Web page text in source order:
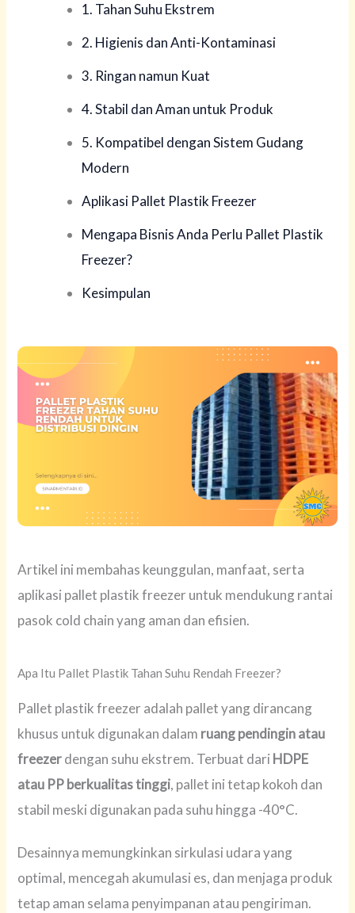
1. Tahan Suhu Ekstrem
2. Higienis dan Anti-Kontaminasi
3. Ringan namun Kuat
4. Stabil dan Aman untuk Produk
5. Kompatibel dengan Sistem Gudang
Modern
Aplikasi Pallet Plastik Freezer
Mengapa Bisnis Anda Perlu Pallet Plastik
Freezer?
Kesimpulan
Artikel ini membahas keunggulan, manfaat, serta
aplikasi pallet plastik freezer untuk mendukung rantai
pasok cold chain yang aman dan efisien.
Apa Itu Pallet Plastik Tahan Suhu Rendah Freezer?
Pallet plastik freezer adalah pallet yang dirancang
khusus untuk digunakan dalam ruang pendingin atau
freezerdengan suhu ekstrem. Terbuat dari HDPE
atau PP berkualitas tinggi, pallet ini tetap kokoh dan
stabil meski digunakan pada suhu hingga -40°C.
Desainnya memungkinkan sirkulasi udara yang
optimal, mencegah akumulasi es, dan menjaga produk
tetap aman selama penyimpanan atau pengiriman.